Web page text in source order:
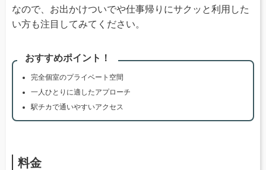
なので、お出かけついでや仕事帰りにサクッと利用した
い方も注目してみてください。
おすすめポイント！
完全個室のプライベート空間
一人ひとりに適したアプローチ
駅チカで通いやすいアクセス
料金